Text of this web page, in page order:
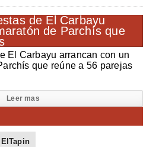
El Carbayu arrancan con un
que reúne a 56 parejas
Leer mas
ElTapin